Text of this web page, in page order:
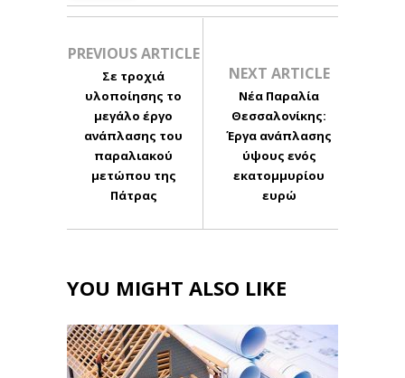
PREVIOUS ARTICLE
Σε τροχιά
υλοποίησης το
μεγάλο έργο
ανάπλασης του
παραλιακού
μετώπου της
Πάτρας
NEXT ARTICLE
Νέα Παραλία
Θεσσαλονίκης:
Έργα ανάπλασης
ύψους ενός
εκατομμυρίου
ευρώ
YOU MIGHT ALSO LIKE